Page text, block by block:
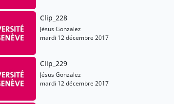
Clip_228
Jésus Gonzalez
mardi 12 décembre 2017
Clip_229
Jésus Gonzalez
mardi 12 décembre 2017